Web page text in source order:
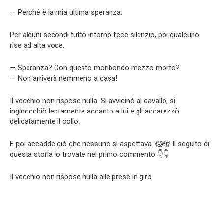
— Perché è la mia ultima speranza.
Per alcuni secondi tutto intorno fece silenzio, poi qualcuno
rise ad alta voce.
— Speranza? Con questo moribondo mezzo morto?
— Non arriverà nemmeno a casa!
Il vecchio non rispose nulla. Si avvicinò al cavallo, si
inginocchiò lentamente accanto a lui e gli accarezzò
delicatamente il collo.
E poi accadde ciò che nessuno si aspettava. 😱🫣 Il seguito di
questa storia lo trovate nel primo commento 👇👇
Il vecchio non rispose nulla alle prese in giro.